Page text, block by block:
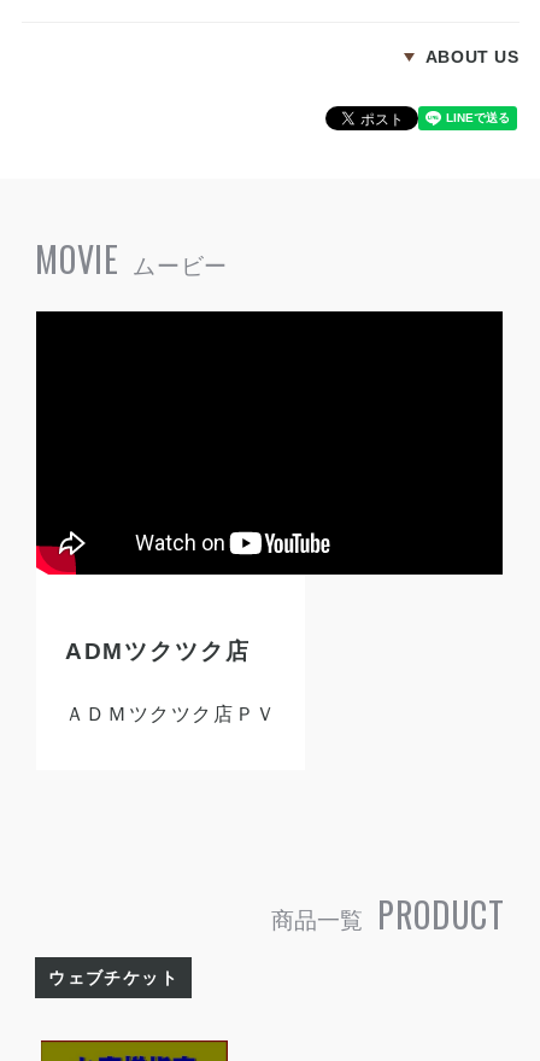
ABOUT US
MOVIE
ADMツクツク店
ＡＤＭツクツク店ＰＶ
PRODUCT
商品一覧
ウェブチケット